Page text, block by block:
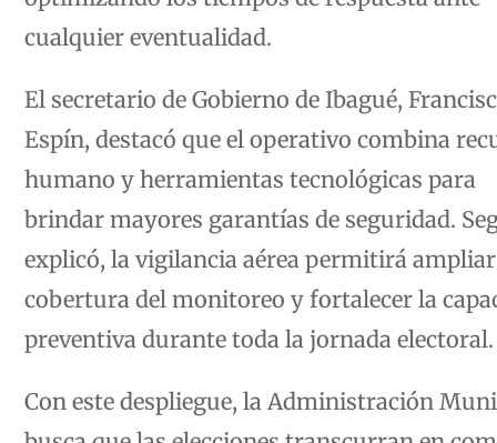
cualquier eventualidad.
El secretario de Gobierno de Ibagué,
Espín, destacó que el operativo combina
humano y herramientas tecnológicas para
brindar mayores garantías de seguridad.
explicó, la vigilancia aérea permitirá
cobertura del monitoreo y fortalecer la
preventiva durante toda la jornada electoral.
Con este despliegue, la Administración
busca que las elecciones transcurran en